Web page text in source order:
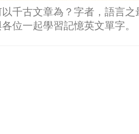
千古文章為？字者，語言
位一起學習記憶英文單字。